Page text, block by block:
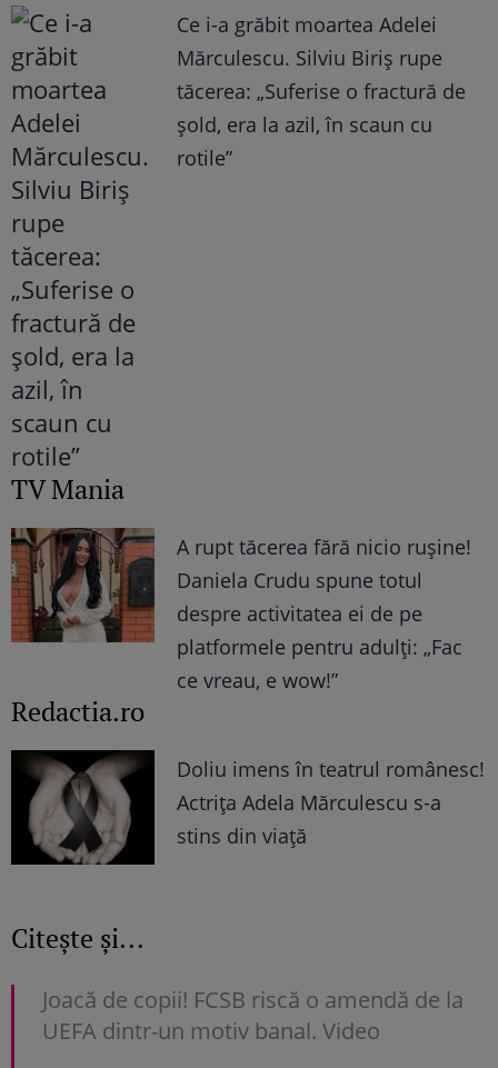
Ce i-a grăbit moartea Adelei
Mărculescu. Silviu Biriș rupe
tăcerea: „Suferise o fractură de
șold, era la azil, în scaun cu
rotile”
TV Mania
A rupt tăcerea fără nicio rușine!
Daniela Crudu spune totul
despre activitatea ei de pe
platformele pentru adulți: „Fac
ce vreau, e wow!”
Redactia.ro
Doliu imens în teatrul românesc!
Actrița Adela Mărculescu s-a
stins din viață
Citește și...
Joacă de copii! FCSB riscă o amendă de la
UEFA dintr-un motiv banal. Video